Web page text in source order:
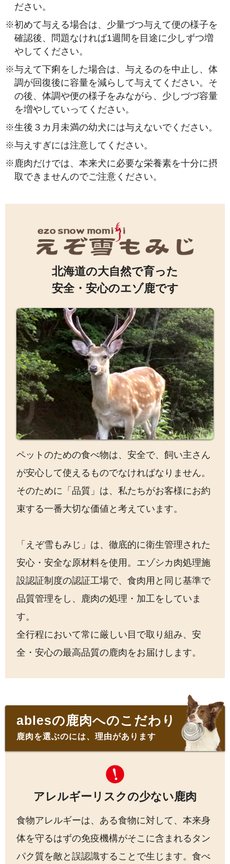
ださい。
※初めて与える場合は、少量づつ与えて便の様子を
確認後、問題なければ1週間を目途に少しずつ増
やしてください。
※与えて下痢をした場合は、与えるのを中止し、体
調が回復後に容量を減らして与えてください。そ
の後、体調や便の様子をみながら、少しづづ容量
を増やしていってください。
※生後３カ月未満の幼犬には与えないでください。
※与えすぎには注意してください。
※ 鹿肉だけでは、本来犬に必要な栄養素を十分に摂
取できませんのでご注意ください。
北海道の大自然で育った
安全・安心のエゾ鹿です
ペットのための食べ物は、安全で、飼い主さん
が安心して使えるものでなければなりません。
そのために「品質」は、私たちがお客様にお約
束する一番大切な価値と考えています。
「えぞ雪もみじ」は、徹底的に衛生管理された
安心・安全な原材料を使用。エゾシカ肉処理施
設認証制度の認証工場で、食肉用と同じ基準で
品質管理をし、鹿肉の処理・加工をしていま
す。
全行程において常に厳しい目で取り組み、安
全・安心の最高品質の鹿肉をお届けします。
ablesの鹿肉へのこだわり
鹿肉を選ぶのには、理由があります
アレルギーリスクの少ない鹿肉
食物アレルギーは、ある食物に対して、本来身
体を守るはずの免疫機構がそこに含まれるタン
パク質を敵と誤認識することで生じます。食べ